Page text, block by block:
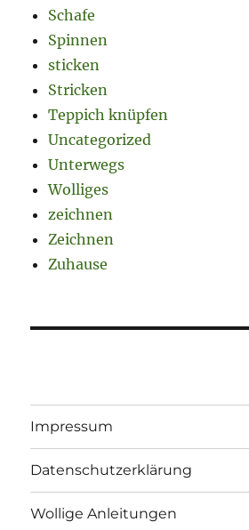
Schafe
Spinnen
sticken
Stricken
Teppich knüpfen
Uncategorized
Unterwegs
Wolliges
zeichnen
Zeichnen
Zuhause
Impressum
Datenschutzerklärung
Wollige Anleitungen